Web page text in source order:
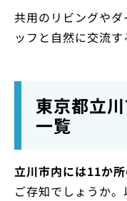
共用のリビングや
ッフと自然に交流す
東京都立
一覧
立川市内には11か
ご存知でしょうか